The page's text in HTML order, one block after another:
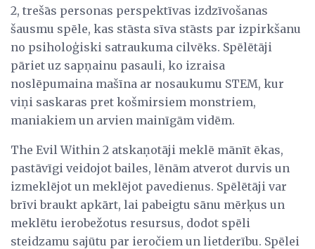
2, trešās personas perspektīvas izdzīvošanas
šausmu spēle, kas stāsta sīva stāsts par izpirkšanu
no psiholoģiski satraukuma cilvēks. Spēlētāji
pāriet uz sapņainu pasauli, ko izraisa
noslēpumaina mašīna ar nosaukumu STEM, kur
viņi saskaras pret košmirsiem monstriem,
maniakiem un arvien mainīgām vidēm.
The Evil Within 2 atskaņotāji meklē mānīt ēkas,
pastāvīgi veidojot bailes, lēnām atverot durvis un
izmeklējot un meklējot pavedienus. Spēlētāji var
brīvi braukt apkārt, lai pabeigtu sānu mērķus un
meklētu ierobežotus resursus, dodot spēli
steidzamu sajūtu par ieročiem un lietderību. Spēlei